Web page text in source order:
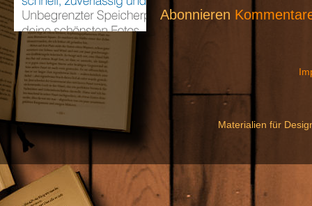
Abonnieren
Materialien für